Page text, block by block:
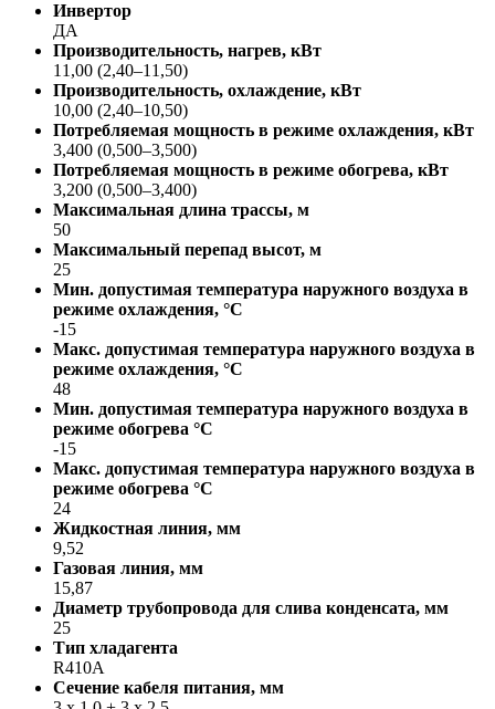
Инвертор
ДА
Производительность, нагрев, кВт
11,00 (2,40–11,50)
Производительность, охлаждение, кВт
10,00 (2,40–10,50)
Потребляемая мощность в режиме охлаждения, кВт
3,400 (0,500–3,500)
Потребляемая мощность в режиме обогрева, кВт
3,200 (0,500–3,400)
Максимальная длина трассы, м
50
Максимальный перепад высот, м
25
Мин. допустимая температура наружного воздуха в
режиме охлаждения, °С
-15
Макс. допустимая температура наружного воздуха в
режиме охлаждения, °С
48
Мин. допустимая температура наружного воздуха в
режиме обогрева °С
-15
Макс. допустимая температура наружного воздуха в
режиме обогрева °С
24
Жидкостная линия, мм
9,52
Газовая линия, мм
15,87
Диаметр трубопровода для слива конденсата, мм
25
Тип хладагента
R410A
Сечение кабеля питания, мм